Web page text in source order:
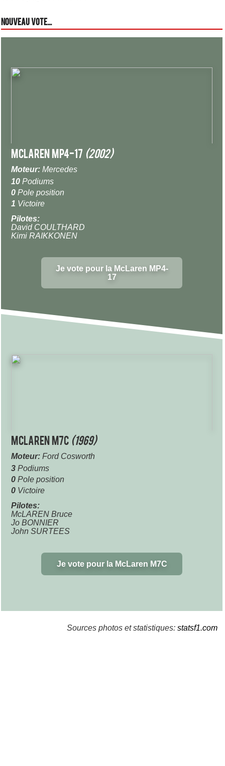
Nouveau vote...
McLaren MP4-17 (2002)
Moteur: Mercedes
10 Podiums
0 Pole position
1 Victoire
Pilotes:
David COULTHARD
Kimi RAIKKONEN
Je vote pour la McLaren MP4-
17
McLaren M7C (1969)
Moteur: Ford Cosworth
3 Podiums
0 Pole position
0 Victoire
Pilotes:
McLAREN Bruce
Jo BONNIER
John SURTEES
Je vote pour la McLaren M7C
Sources photos et statistiques: statsf1.com